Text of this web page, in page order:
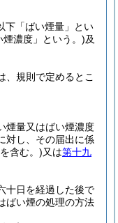
下「ばい煙量」とい
煙濃度」という。)及
、規則で定めるとこ
煙量又はばい煙濃度
対し、その届出に係
含む。)又は第十九
十日を経過した後で
ばい煙の処理の方法